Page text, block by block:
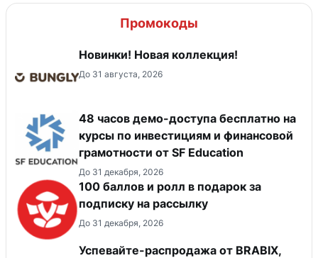
Промокоды
Новинки! Новая коллекция!
До 31 августа, 2026
48 часов демо-доступа бесплатно на
курсы по инвестициям и финансовой
грамотности от SF Education
До 31 декабря, 2026
100 баллов и ролл в подарок за
подписку на рассылку
До 31 декабря, 2026
Успевайте-распродажа от BRABIX,